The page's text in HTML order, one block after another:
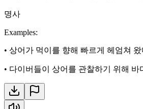
명사
Examples:
• 상어가 먹이를 향해 빠르게 헤엄쳐 왔
• 다이버들이 상어를 관찰하기 위해 바